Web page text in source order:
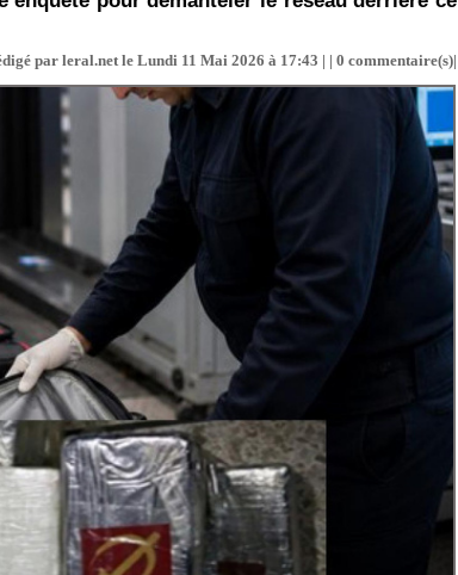
par leral.net le Lundi 11 Mai 2026 à 17:43 | | 0 commentaire(s)|